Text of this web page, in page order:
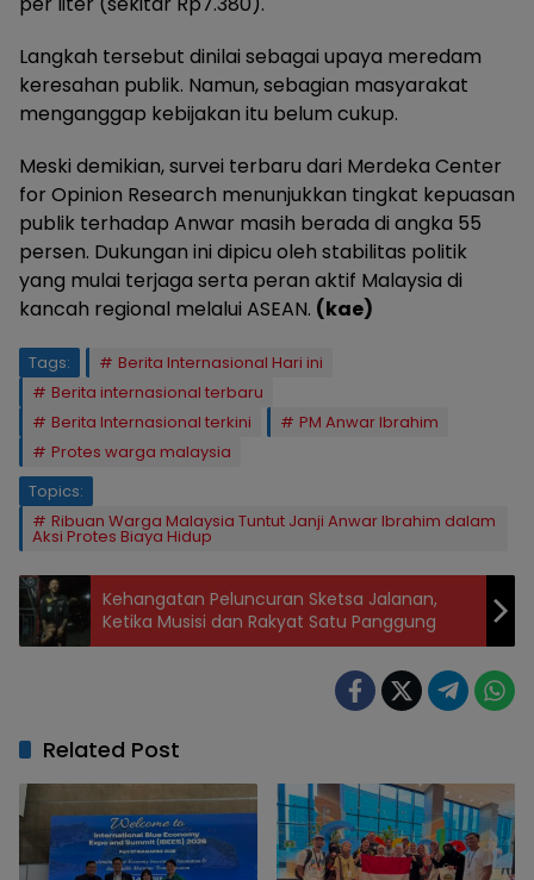
Langkah tersebut dinilai sebagai upaya meredam
keresahan publik. Namun, sebagian masyarakat
menganggap kebijakan itu belum cukup.
Meski demikian, survei terbaru dari Merdeka Center
for Opinion Research menunjukkan tingkat kepuasan
publik terhadap Anwar masih berada di angka 55
persen. Dukungan ini dipicu oleh stabilitas politik
yang mulai terjaga serta peran aktif Malaysia di
kancah regional melalui ASEAN. (kae)
Tags:
Berita Internasional Hari ini
Berita internasional terbaru
Berita Internasional terkini
PM Anwar Ibrahim
Protes warga malaysia
Topics:
Ribuan Warga Malaysia Tuntut Janji Anwar Ibrahim dalam
Aksi Protes Biaya Hidup
Kehangatan Peluncuran Sketsa Jalanan,
Ketika Musisi dan Rakyat Satu Panggung
Related Post